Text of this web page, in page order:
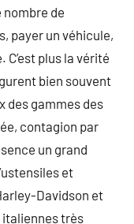
de
payer un véhicule,
C’est plus la vérité
bien souvent
des gammes des
contagion par
un grand
et
Davidson et
italiennes très